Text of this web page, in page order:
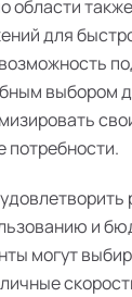
области
для
выбором
потребности.
и
могут